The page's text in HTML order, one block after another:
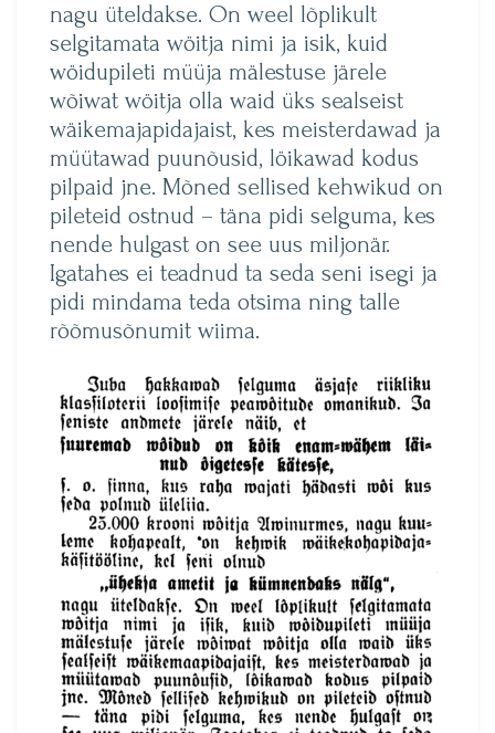
nagu üteldakse. On weel lõplikult
selgitamata wöitja nimi ja isik, kuid
wöidupileti müüja mälestuse järele
wõiwat wöitja olla waid üks sealseist
wäikemajapidajaist, kes meisterdawad ja
müütawad puunõusid, löikawad kodus
pilpaid jne. Mõned sellised kehwikud on
pileteid ostnud – täna pidi selguma, kes
nende hulgast on see uus miljonär.
Igatahes ei teadnud ta seda seni isegi ja
pidi mindama teda otsima ning talle
rõõmusõnumit wiima.